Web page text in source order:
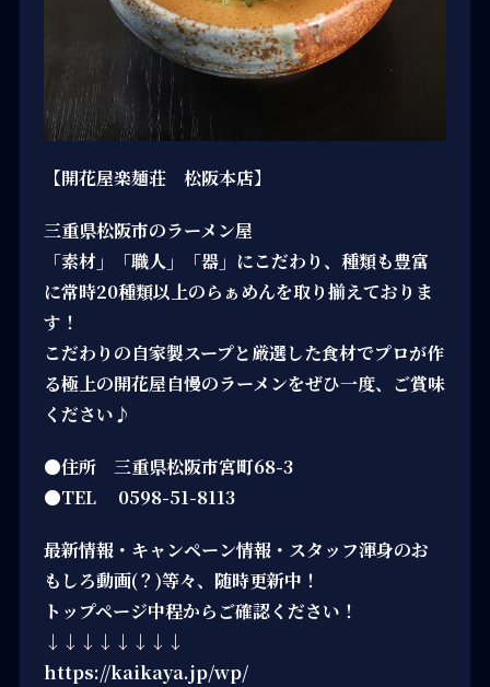
【開花屋楽麺荘 松阪本店】
三重県松阪市のラーメン屋
「素材」「職人」「器」にこだわり、種類も豊富
に常時20種類以上のらぁめんを取り揃えておりま
す！
こだわりの自家製スープと厳選した食材でプロが作
る極上の開花屋自慢のラーメンをぜひ一度、ご賞味
ください♪
●住所 三重県松阪市宮町68-3
●TEL 0598-51-8113
最新情報・キャンペーン情報・スタッフ渾身のお
もしろ動画(？)等々、随時更新中！
トップページ中程からご確認ください！
↓↓↓↓↓↓↓↓
https://kaikaya.jp/wp/